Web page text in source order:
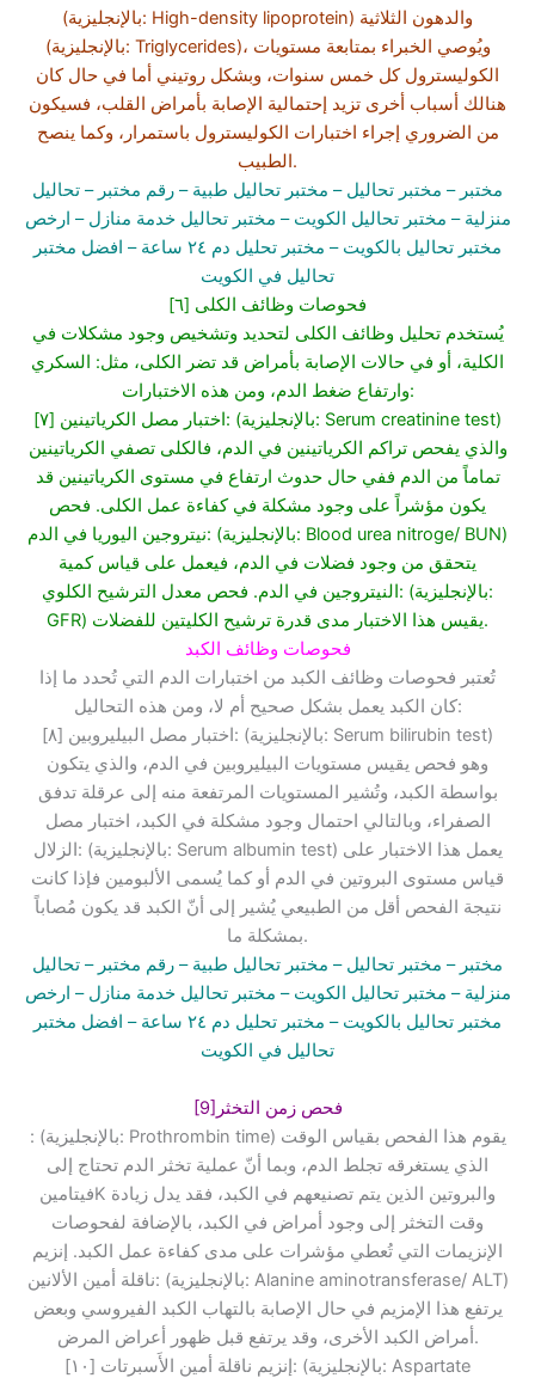
(بالإنجليزية: High-density lipoprotein) والدهون الثلاثية
(بالإنجليزية: Triglycerides)، ويُوصي الخبراء بمتابعة مستويات
الكوليسترول كل خمس سنوات، وبشكل روتيني أما في حال كان
هنالك أسباب أخرى تزيد إحتمالية الإصابة بأمراض القلب، فسيكون
من الضروري إجراء اختبارات الكوليسترول باستمرار، وكما ينصح
الطبيب.
مختبر – مختبر تحاليل – مختبر تحاليل طبية – رقم مختبر – تحاليل
منزلية – مختبر تحاليل الكويت– مختبر تحاليل خدمة منازل – ارخص
مختبر تحاليل بالكويت – مختبر تحليل دم ٢٤ ساعة
– افضل مختبر
تحاليل في الكويت
[٦] فحوصات وظائف الكلى
يُستخدم تحليل وظائف الكلى لتحديد وتشخيص وجود مشكلات في
الكلية، أو في حالات الإصابة بأمراض قد تضر الكلى، مثل: السكري
وارتفاع ضغط الدم، ومن هذه الاختبارات:
[٧] اختبار مصل الكرياتينين: (بالإنجليزية: Serum creatinine test)
والذي يفحص تراكم الكرياتينين في الدم، فالكلى تصفي الكرياتينين
تماماً من الدم ففي حال حدوث ارتفاع في مستوى الكرياتينين قد
يكون مؤشراً على وجود مشكلة في كفاءة عمل الكلى. فحص
نيتروجين اليوريا في الدم: (بالإنجليزية: Blood urea nitroge/ BUN)
يتحقق من وجود فضلات في الدم، فيعمل على قياس كمية
النيتروجين في الدم. فحص معدل الترشيح الكلوي: (بالإنجليزية:
GFR) يقيس هذا الاختبار مدى قدرة ترشيح الكليتين للفضلات.
فحوصات وظائف الكبد
تُعتبر فحوصات وظائف الكبد من اختبارات الدم التي تُحدد ما إذا
كان الكبد يعمل بشكل صحيح أم لا، ومن هذه التحاليل:
[٨] اختبار مصل البيليروبين: (بالإنجليزية: Serum bilirubin test)
وهو فحص يقيس مستويات البيليروبين في الدم، والذي يتكون
بواسطة الكبد، وتُشير المستويات المرتفعة منه إلى عرقلة تدفق
الصفراء، وبالتالي احتمال وجود مشكلة في الكبد، اختبار مصل
الزلال: (بالإنجليزية: Serum albumin test) يعمل هذا الاختبار على
قياس مستوى البروتين في الدم أو كما يُسمى الألبومين فإذا كانت
نتيجة الفحص أقل من الطبيعي يُشير إلى أنّ الكبد قد يكون مُصاباً
بمشكلة ما.
مختبر – مختبر تحاليل – مختبر تحاليل طبية – رقم مختبر – تحاليل
منزلية – مختبر تحاليل الكويت– مختبر تحاليل خدمة منازل – ارخص
مختبر تحاليل بالكويت – مختبر تحليل دم ٢٤ ساعة
– افضل مختبر
تحاليل في الكويت
[9]فحص زمن التخثر
: (بالإنجليزية: Prothrombin time) يقوم هذا الفحص بقياس الوقت
الذي يستغرقه تجلط الدم، وبما أنّ عملية تخثر الدم تحتاج إلى
فيتامينK والبروتين الذين يتم تصنيعهم في الكبد، فقد يدل زيادة
وقت التخثر إلى وجود أمراض في الكبد، بالإضافة لفحوصات
الإنزيمات التي تُعطي مؤشرات على مدى كفاءة عمل الكبد. إنزيم
ناقلة أمين الألانين: (بالإنجليزية: Alanine aminotransferase/ ALT)
يرتفع هذا الإمزيم في حال الإصابة بالتهاب الكبد الفيروسي وبعض
أمراض الكبد الأخرى، وقد يرتفع قبل ظهور أعراض المرض.
[١٠] إنزيم ناقلة أمين الأَسبرتات: (بالإنجليزية: Aspartate